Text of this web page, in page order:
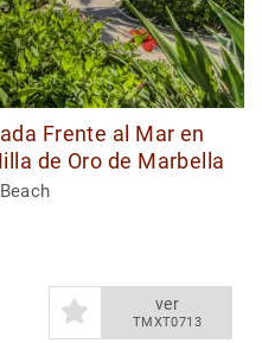
Frente al Mar en
de Oro de Marbella
ver
TMXT0713